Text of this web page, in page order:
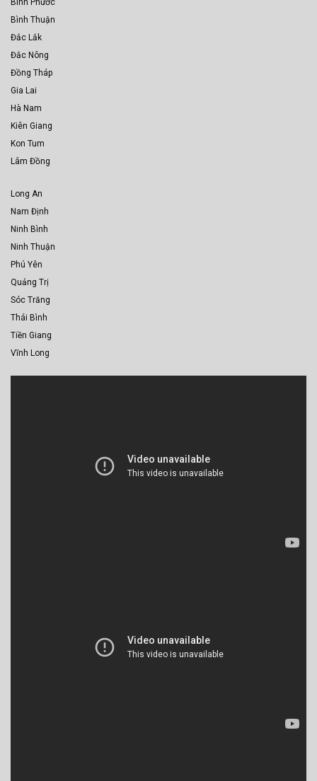
Bình Phước
Bình Thuận
Đắc Lắk
Đắc Nông
Đồng Tháp
Gia Lai
Hà Nam
Kiên Giang
Kon Tum
Lâm Đồng
Long An
Nam Định
Ninh Bình
Ninh Thuận
Phú Yên
Quảng Trị
Sóc Trăng
Thái Bình
Tiền Giang
Vĩnh Long